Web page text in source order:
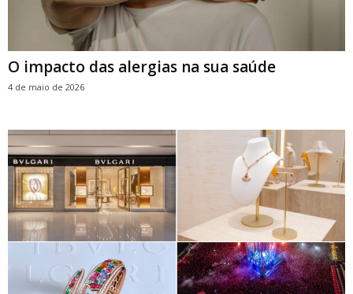
O impacto das alergias na sua saúde
4 de maio de 2026